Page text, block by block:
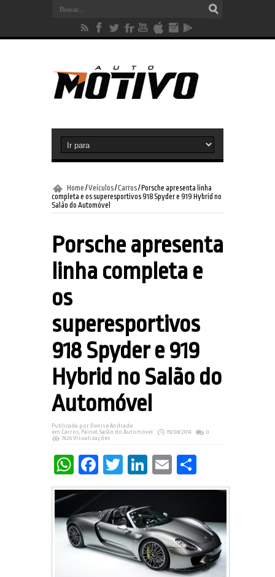
Home /Veículos/Carros/ Porsche apresenta linha
completa e os superesportivos 918 Spyder e 919 Hybrid no
Salão do Automóvel
Porsche apresenta
linha completa e
os
superesportivos
918 Spyder e 919
Hybrid no Salão do
Automóvel
Publicada por: Denise Andrade
em Carros, Painel , Salão do Automóvel 15/08/2014
0
7426 Visualizações
WhatsApp
Facebook
Twitter
LinkedIn
Email